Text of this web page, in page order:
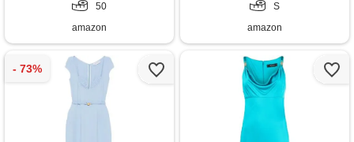
50
amazon
S
amazon